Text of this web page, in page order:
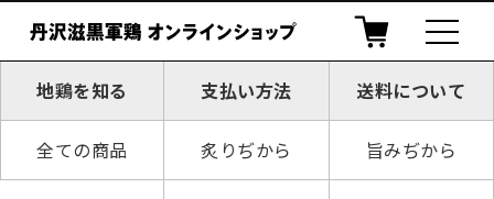
t
o
g
l
n
a
v
i
地鶏を知る 支払い方法 送料について
全ての商品 炙りぢから 旨みぢから